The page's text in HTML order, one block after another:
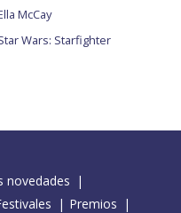
McCay
Wars: Starfighter
novedades
Premios